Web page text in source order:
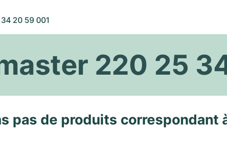
20 59 001
220 25
pas de produits correspondant